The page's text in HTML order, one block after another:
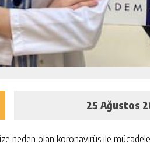
25 Ağustos
neden olan koronavirüs ile